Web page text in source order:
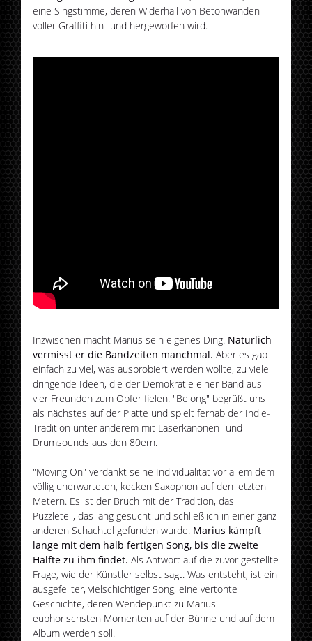
eine Singstimme, deren Widerhall von Betonwänden
voller Graffiti hin- und hergeworfen wird.
Inzwischen macht Marius sein eigenes Ding. Natürlich
vermisst er die Bandzeiten manchmal. Aber es gab
einfach zu viel, was ausprobiert werden wollte, zu viele
dringende Ideen, die der Demokratie einer Band aus
vier Freunden zum Opfer fielen. "Belong" begrüßt uns
als nächstes auf der Platte und spielt fernab der Indie-
Tradition unter anderem mit Laserkanonen- und
Drumsounds aus den 80ern.
"Moving On" verdankt seine Individualität vor allem dem
völlig unerwarteten, kecken Saxophon auf den letzten
Metern. Es ist der Bruch mit der Tradition, das
Puzzleteil, das lang gesucht und schließlich in einer ganz
anderen Schachtel gefunden wurde. Marius kämpft
lange mit dem halb fertigen Song, bis die zweite
Hälfte zu ihm findet. Als Antwort auf die zuvor gestellte
Frage, wie der Künstler selbst sagt. Was entsteht, ist ein
ausgefeilter, vielschichtiger Song, eine vertonte
Geschichte, deren Wendepunkt zu Marius'
euphorischsten Momenten auf der Bühne und auf dem
Album werden soll.